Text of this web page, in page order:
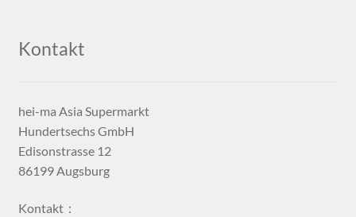
Kontakt
hei-ma Asia Supermarkt
Hundertsechs GmbH
Edisonstrasse 12
86199 Augsburg
Kontakt：